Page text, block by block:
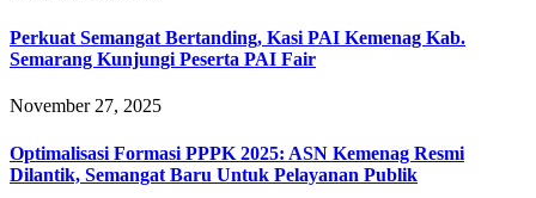
Perkuat Semangat Bertanding, Kasi PAI Kemenag Kab.
Semarang Kunjungi Peserta PAI Fair
November 27, 2025
Optimalisasi Formasi PPPK 2025: ASN Kemenag Resmi
Dilantik, Semangat Baru Untuk Pelayanan Publik